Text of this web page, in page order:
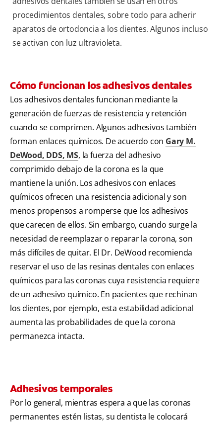
procedimientos dentales, sobre todo para adherir
aparatos de ortodoncia a los dientes. Algunos incluso
se activan con luz ultravioleta.
Cómo funcionan los adhesivos dentales
Los adhesivos dentales funcionan mediante la
generación de fuerzas de resistencia y retención
cuando se comprimen. Algunos adhesivos también
forman enlaces químicos. De acuerdo con Gary M.
DeWood, DDS, MS, la fuerza del adhesivo
comprimido debajo de la corona es la que
mantiene la unión. Los adhesivos con enlaces
químicos ofrecen una resistencia adicional y son
menos propensos a romperse que los adhesivos
que carecen de ellos. Sin embargo, cuando surge la
necesidad de reemplazar o reparar la corona, son
más difíciles de quitar. El Dr. DeWood recomienda
reservar el uso de las resinas dentales con enlaces
químicos para las coronas cuya resistencia requiere
de un adhesivo químico. En pacientes que rechinan
los dientes, por ejemplo, esta estabilidad adicional
aumenta las probabilidades de que la corona
permanezca intacta.
Adhesivos temporales
Por lo general, mientras espera a que las coronas
permanentes estén listas, su dentista le colocará